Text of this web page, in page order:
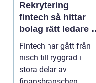
Rekrytering
fintech så hittar
bolag rätt ledare i
en reglerad
tillväxtbransch
Fintech har gått från
nisch till ryggrad i
stora delar av